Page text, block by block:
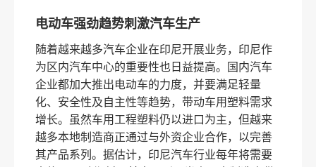
电动车强劲趋势刺激汽车生产
随着越来越多汽车企业在印尼开展业务，印尼作
为区内汽车中心的重要性也日益提高。国内汽车
企业都加大推出电动车的力度，并要满足轻量
化、安全性及自主性等趋势，带动车用塑料需求
增长。虽然车用工程塑料仍以进口为主，但越来
越多本地制造商正通过与外资企业合作，以完善
其产品系列。据估计，印尼汽车行业每年将需要